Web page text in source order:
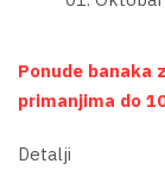
Ponude banaka
primanjima do
Detalji